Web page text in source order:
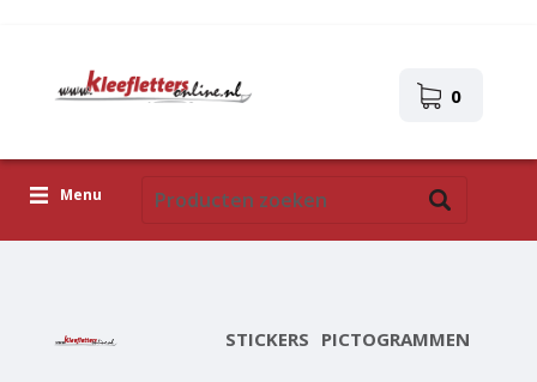
0
Menu
STICKERS PICTOGRAMMEN